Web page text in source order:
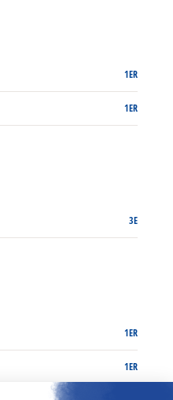
1ER
1ER
3E
1ER
1ER